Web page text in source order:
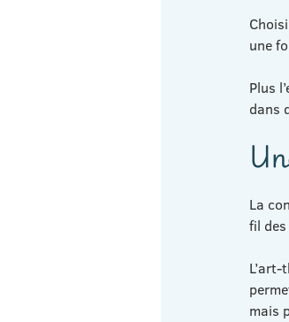
une
Plus
dans
La
fil
mais